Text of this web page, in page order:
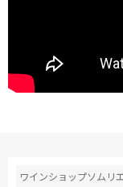
ワインショップソムリ